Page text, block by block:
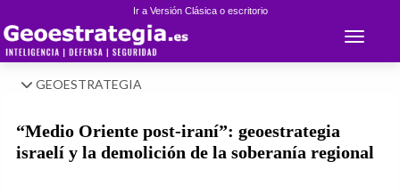
Ir a Versión Clásica o escritorio
Toggle
GEOESTRATEGIA
“Medio Oriente post-iraní”: geoestrategia
israelí y la demolición de la soberanía regional